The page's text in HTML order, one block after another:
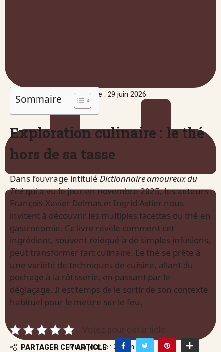
Publié le : 29 juin 2026
Mis à jour le : 29 juin 2026
Sommaire
Exploration culinaire : le thé
hors de sa tasse
Dans l’ouvrage intitulé Dictionnaire amoureux du
Théqui a vu le jour en novembre 2025, les auteurs
François-Xavier Delmas et Ingrid Astier nous
invitent à découvrir les multiples facettes du thé en
gastronomie. Ce livre révèle comment cet
ingrédient, souvent relégué à de simples infusions,
peut transformer l’art culinaire. Le thé se prête à
une variété de techniques de cuisine, allant du
pochage à la rôtisserie, en passant par le
déglaçage. Il est temps de le sortir de son contexte
habituel pour le mettre sur le feu.
Votez pour cet article
PARTAGER CET ARTICLE